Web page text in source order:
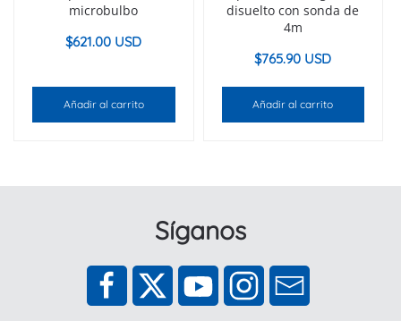
microbulbo
$621.00 USD
Añadir al carrito
disuelto con sonda de
4m
$765.90 USD
Añadir al carrito
Síganos